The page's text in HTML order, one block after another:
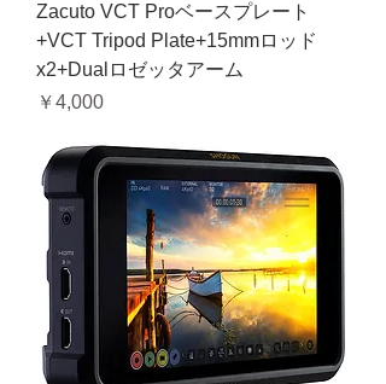
Zacuto VCT Proベースプレート
+VCT Tripod Plate+15mmロッド
x2+Dualロゼッタアーム
価格
￥4,000